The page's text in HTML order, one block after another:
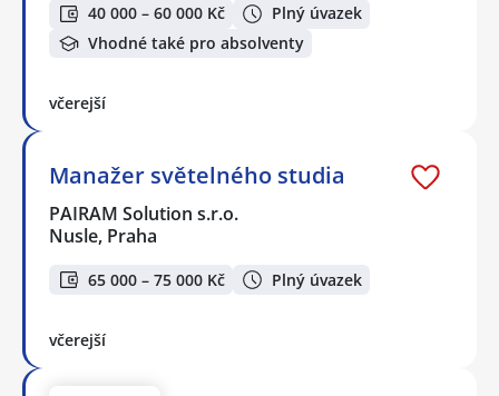
40 000 – 60 000 Kč
Plný úvazek
Vhodné také pro absolventy
včerejší
Manažer světelného studia
PAIRAM Solution s.r.o.
Nusle, Praha
65 000 – 75 000 Kč Plný úvazek
včerejší